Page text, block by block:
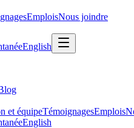
EmploisNous joindre
English
et équipeTémoignagesEmplois
English